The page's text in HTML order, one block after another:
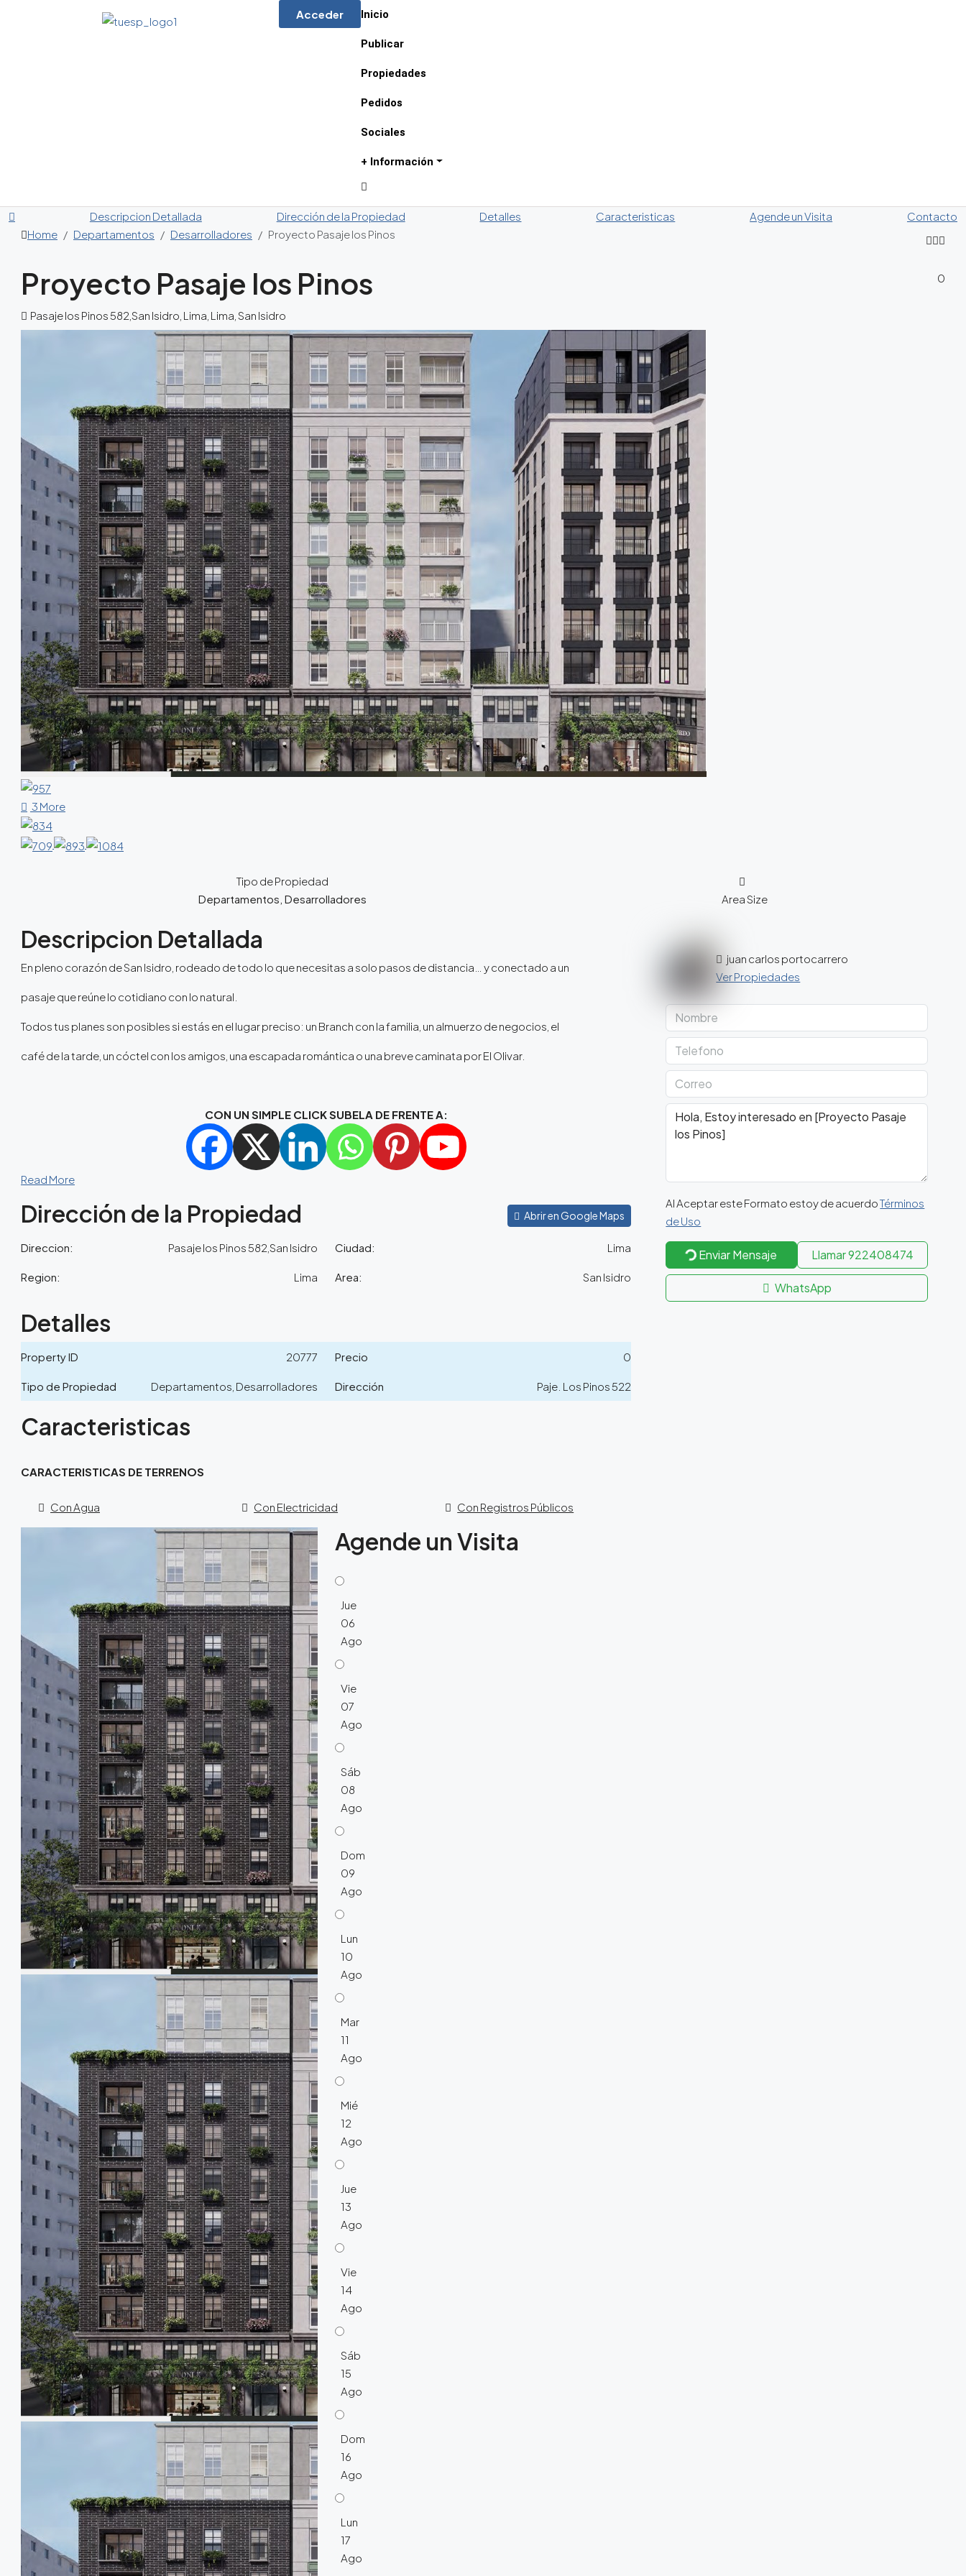
Acceder Inicio
Publicar
Propiedades
Pedidos
Sociales
+ Información
Descripcion Detallada Dirección de la Propiedad Detalles Caracteristicas Agende un Visita
Contacto
Home
Departamentos Desarrolladores Proyecto Pasaje los Pinos
Proyecto Pasaje los Pinos
Pasaje los Pinos 582,San Isidro, Lima, Lima, San Isidro
0
3 More
Tipo de Propiedad
Departamentos, Desarrolladores
Area Size
Descripcion Detallada
En pleno corazón de San Isidro, rodeado de todo lo que necesitas a solo pasos de distancia… y conectado a un
pasaje que reúne lo cotidiano con lo natural.
Todos tus planes son posibles si estás en el lugar preciso: un Branch con la familia, un almuerzo de negocios, el
café de la tarde, un cóctel con los amigos, una escapada romántica o una breve caminata por El Olivar.
CON UN SIMPLE CLICK SUBELA DE FRENTE A:
Read More
Dirección de la Propiedad Abrir en Google Maps
Direccion: Pasaje los Pinos 582,San Isidro Ciudad: Lima
Region: Lima Area: San Isidro
Detalles
Property ID 20777 Precio 0
Tipo de Propiedad Departamentos, Desarrolladores Dirección Paje. Los Pinos 522
Caracteristicas
CARACTERISTICAS DE TERRENOS
Con Agua Con Electricidad Con Registros Públicos
Agende un Visita
Jue
06
Ago
Vie
07
Ago
Sáb
08
Ago
Dom
09
Ago
Lun
10
Ago
Mar
11
Ago
Mié
12
Ago
Jue
13
Ago
Vie
14
Ago
Sáb
15
Ago
Dom
16
Ago
Lun
17
Ago
juan carlos portocarrero
Ver Propiedades
Al Aceptar este Formato estoy de acuerdoTérminos
de Uso
Enviar Mensaje Llamar922408474
WhatsApp